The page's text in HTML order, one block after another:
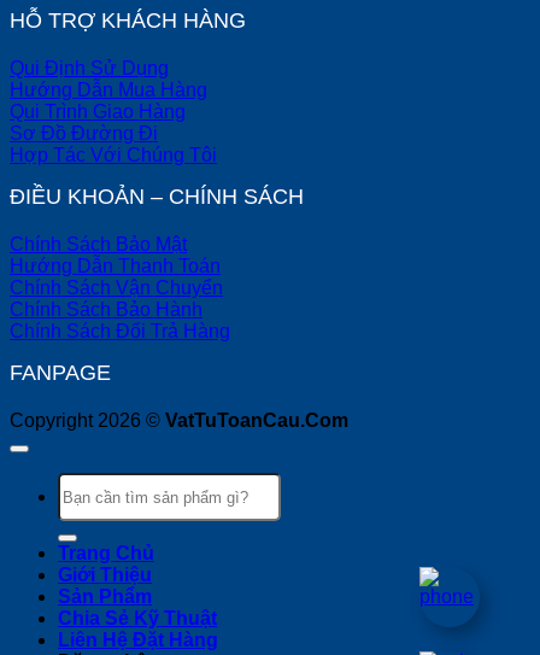
HỖ TRỢ KHÁCH HÀNG
Qui Định Sử Dụng
Hướng Dẫn Mua Hàng
Qui Trình Giao Hàng
Sơ Đồ Đường Đi
Hợp Tác Với Chúng Tôi
ĐIỀU KHOẢN – CHÍNH SÁCH
Chính Sách Bảo Mật
Hướng Dẫn Thanh Toán
Chính Sách Vận Chuyển
Chính Sách Bảo Hành
Chính Sách Đổi Trả Hàng
FANPAGE
Copyright 2026 © VatTuToanCau.Com
Tìm
kiếm:
Trang Chủ
Giới Thiệu
Sản Phẩm
Chia Sẻ Kỹ Thuật
Liên Hệ Đặt Hàng